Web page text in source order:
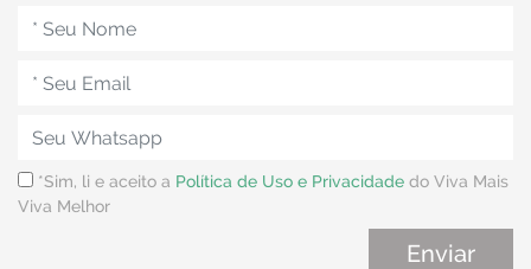
*Sim, li e aceito a Política de Uso e Privacidade do Viva Mais
Viva Melhor